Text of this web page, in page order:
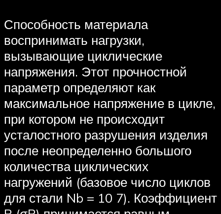
Способность материала
воспринимать нагрузки,
вызывающие циклические
напряжения. Этот прочностной
параметр определяют как
максимальное напряжение в цикле,
при котором не происходит
усталостного разрушения изделия
после неопределенно большого
количества циклических
нагружений (базовое число циклов
для стали Nb = 10 7). Коэффициент